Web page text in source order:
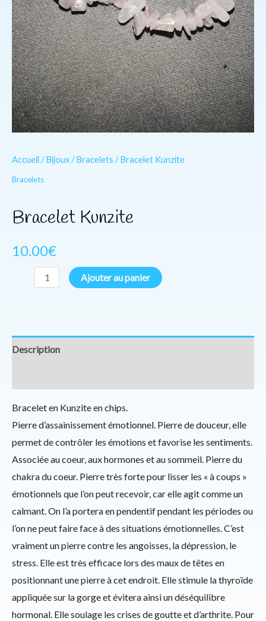
Accueil /Bijoux/Bracelets / Bracelet Kunzite
Bracelets
Bracelet Kunzite
10.00€
Ajouter au panier
Description
Bracelet en Kunzite en chips.
Pierre d’assainissement émotionnel. Pierre de douceur, elle
permet de contrôler les émotions et favorise les sentiments.
Associée au coeur, aux hormones et au sommeil. Pierre du
chakra du coeur. Pierre très forte pour lisser les « à coups »
émotionnels que l’on peut recevoir, car elle agit comme un
calmant. On l’a portera en pendentif pendant les périodes ou
l’on ne peut faire face à des situations émotionnelles. C’est
vraiment un pierre contre les angoisses, la dépression, le
stress. Elle est très efficace lors des maux de têtes en
positionnant une pierre à cet endroit. Elle stimule la thyroïde
appliquée sur la gorge et évitera ainsi un déséquilibre
hormonal. Elle soulage les crises de goutte et d’arthrite. Pour